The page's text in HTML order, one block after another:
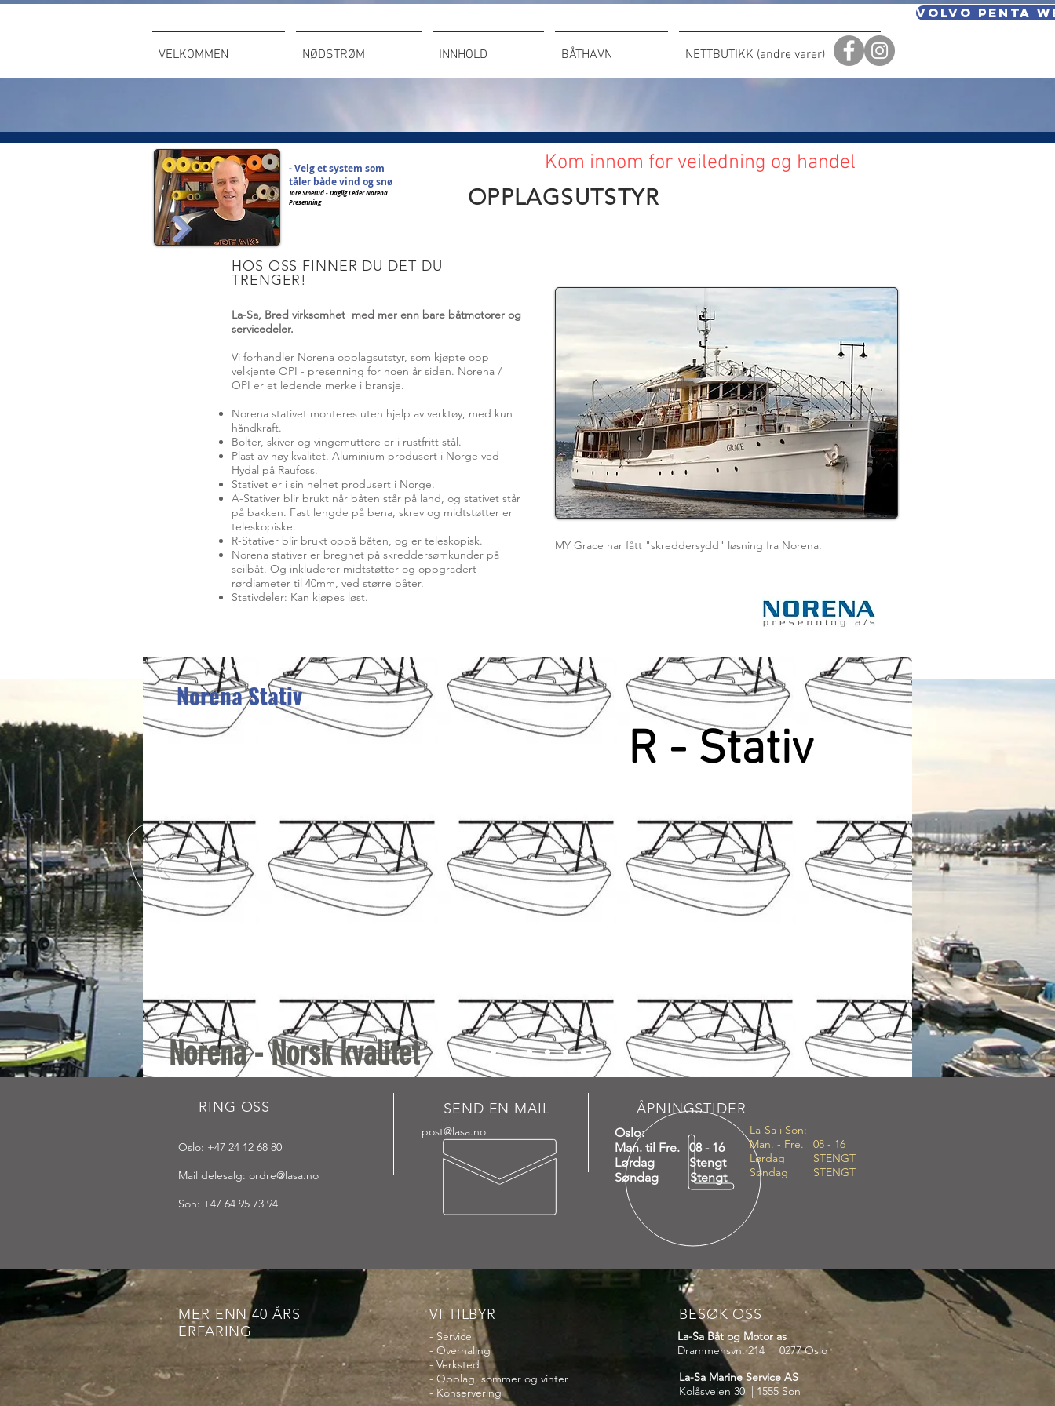
VELKOMMEN NØDSTRØM INNHOLD BÅTHAVN NETTBUTIKK (andre varer)
volvo penta
OPPLAGSUTSTYR
- Velg et system som
tåler både vind og snø
Tore Smerud - Daglig Leder Norena
Presenning
Kom innom for veiledning og handel
HOS OSS FINNER DU DET DU
TRENGER!
La-Sa, Bred virksomhet med mer enn bare båtmotorer og
servicedeler.
Vi forhandler Norena opplagsutstyr, som kjøpte opp
velkjente OPI - presenning for noen år siden. Norena /
OPI er et ledende merke i bransje.
Norena stativet monteres uten hjelp av verktøy, med kun
håndkraft.
Bolter, skiver og vingemuttere er i rustfritt stål.
Plast av høy kvalitet. Aluminium produsert i Norge ved
Hydal på Raufoss.
Stativet er i sin helhet produsert i Norge.
A-Stativer blir brukt når båten står på land, og stativet står
på bakken. Fast lengde på bena, skrev og midtstøtter er
teleskopiske.
R-Stativer blir brukt oppå båten, og er teleskopisk.
Norena stativer er bregnet på skreddersømkunder på
seilbåt. Og inkluderer midtstøtter og oppgradert
rørdiameter til 40mm, ved større båter.
Stativdeler: Kan kjøpes løst.
MY Grace har fått "skreddersydd" løsning fra Norena.
Norena Stativ
R - Stativ
Norena - Norsk kvalitet
RING OSS
Oslo: +47 24 12 68 80
Mail delesalg: ordre@lasa.no
Son: +47 64 95 73 94
SEND EN MAIL
post@lasa.no
ÅPNINGSTIDER
Oslo:
Man. til Fre. 08 - 16
Lørdag Stengt
Søndag Stengt
La-Sa i Son:
Man. - Fre. 08 - 16
Lørdag STENGT
Søndag STENGT
MER ENN 40 ÅRS
ERFARING
VI TILBYR
- Service
- Overhaling
- Verksted
- Opplag, sommer og vinter
- Konservering
BESØK OSS
La-Sa Båt og Motor as
Drammensvn. 214 | 0277 Oslo
La-Sa Marine Service AS
Kolåsveien 30 | 1555 Son